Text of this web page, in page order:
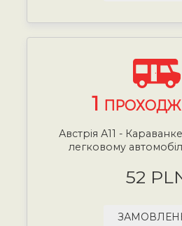
1
Австрія А11 -
легковому
52